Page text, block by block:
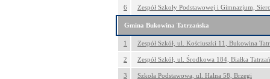
6 Zespół Szkoły Podstawowej i Gimnazjum,
Gmina Bukowina Tatrzańska
1 Zespół Szkół, ul. Kościuszki 11, Bukowina
2 Zespół Szkół, ul. Środkowa 184, Białka
3 Szkoła Podstawowa, ul. Halna 58, Brzegi